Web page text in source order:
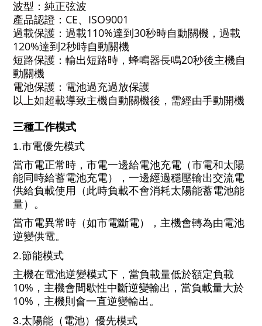
波型：純正弦波
產品認證： CE、 ISO9001
過載保護：過載110%達到 30秒時自動關機，過載
120%達到 2秒時自動關機
短路保護：輸出短路時，蜂鳴器長鳴20秒後主機自
動關機
電池保護：電池過充過放保護
以上如超載導致主機自動關機後，需經由手動開機
三種工作模式
1.市電優先模式
當市電正常時，市電一邊給電池充電（市電和太陽
能同時給蓄電池充電），一邊經過穩壓輸出交流電
供給負載使用（此時負載不會消耗太陽能蓄電池能
量）。
當市電異常時（如市電斷電），主機會轉為由電池
逆變供電。
2.節能模式
主機在電池逆變模式下，當負載量低於額定負載
10% ，主機會間歇性中斷逆變輸出，當負載量大於
10% ，主機則會一直逆變輸出。
3.太陽能（電池）優先模式